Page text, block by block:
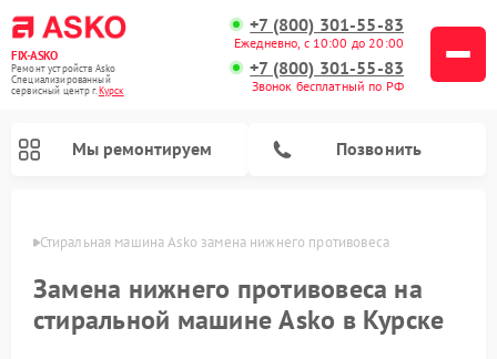
FIX-ASKO
Ремонт устройств Asko
Специализированный
cервисный центр г.Курск
+7 (800) 301-55-83
Ежедневно, с 10:00 до 20:00
+7 (800) 301-55-83
Звонок бесплатный по РФ
Мы ремонтируем Позвонить
Стиральная машина Asko замена нижнего противовеса
Замена нижнего противовеса на
стиральной машине Asko в Курске